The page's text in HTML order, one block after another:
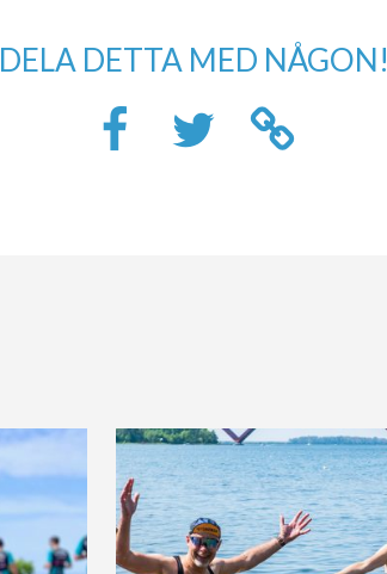
DELA DETTA MED NÅGON!